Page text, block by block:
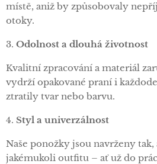
místě, aniž by způsobovaly
otoky.
3. Odolnost a dlouhá životnost
Kvalitní zpracování a materiál
vydrží opakované praní i
ztratily tvar nebo barvu.
4. Styl a univerzálnost
Naše ponožky jsou navrženy
jakémukoli outfitu – ať už do